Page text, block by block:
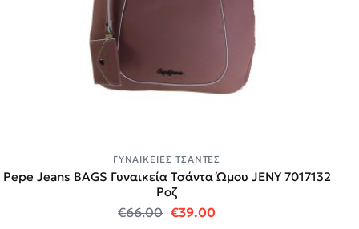
ΓΥΝΑΙΚΕΊΕΣ ΤΣΆΝΤΕΣ
Pepe Jeans BAGS Γυναικεία Τσάντα Ώμου JENY 7017132
Ροζ
€66.00 Original price was: €66.00.
€39.00Η τρέχουσα τιμή